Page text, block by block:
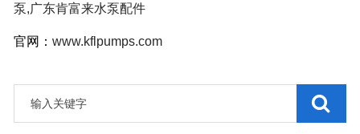
泵,广东肯富来水泵配件
官网：www.kflpumps.com